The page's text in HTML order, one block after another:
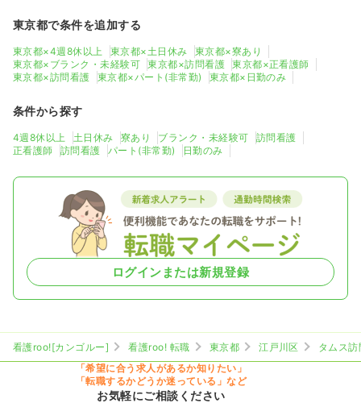
東京都で条件を追加する
東京都×4週8休以上 東京都×土日休み
東京都×寮あり
東京都×ブランク・未経験可
東京都×訪問看護
東京都×正看護師
東京都×訪問看護
東京都×パート(非常勤) 東京都×日勤のみ
条件から探す
4週8休以上 土日休み 寮あり ブランク・未経験可
訪問看護
正看護師
訪問看護 パート(非常勤) 日勤のみ
ログインまたは新規登録
看護roo![カンゴルー] 看護roo! 転職 東京都 江戸川区
タムス
「希望に合う求人があるか知りたい」
「転職するかどうか迷っている」など
お気軽にご相談ください